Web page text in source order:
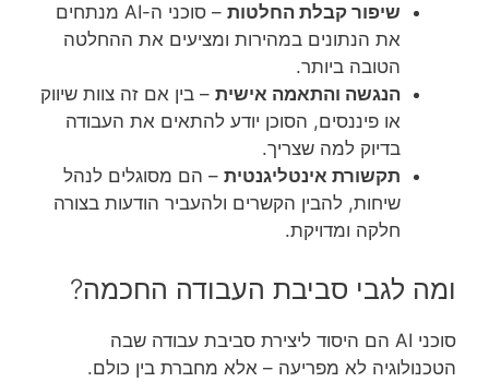
שיפור קבלת החלטות
– סוכני ה-AI מנתחים
את הנתונים במהירות ומציעים את ההחלטה
הטובה ביותר.
הנגשה והתאמה אישית – בין אם זה צוות שיווק
או פיננסים, הסוכן יודע להתאים את העבודה
בדיוק למה שצריך.
תקשורת אינטליגנטית – הם מסוגלים לנהל
שיחות, להבין הקשרים ולהעביר הודעות בצורה
חלקה ומדויקת.
ומה לגבי סביבת העבודה החכמה?
סוכני AI הם היסוד ליצירת סביבת עבודה שבה
הטכנולוגיה לא מפריעה – אלא מחברת בין כולם.